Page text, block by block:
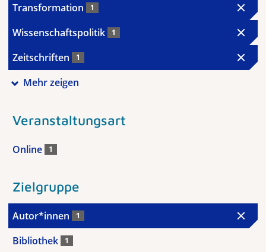
Transformation 1
Wissenschaftspolitik 1
Zeitschriften 1
Mehr zeigen
Veranstaltungsart
Online 1
Zielgruppe
Autor*innen 1
Bibliothek 1